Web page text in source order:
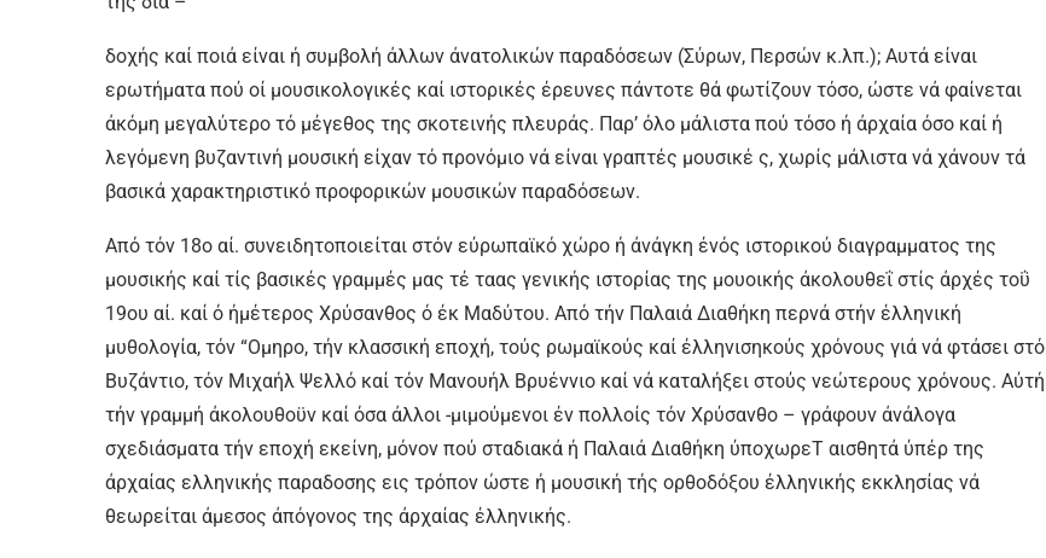
δοχής καί ποιά είναι ή συμβολή άλλων άνατολικών παραδόσεων (Σύρων, Περσών κ.λπ.); Αυτά είναι
ερωτήματα πού οί μουσικολογικές καί ιστορικές έρευνες πάντοτε θά φωτίζουν τόσο, ώστε νά φαίνεται
άκόμη μεγαλύτερο τό μέγεθος της σκοτεινής πλευράς. Παρ’ όλο μάλιστα πού τόσο ή άρχαία όσο καί ή
λεγόμενη βυζαντινή μουσική είχαν τό προνόμιο νά είναι γραπτές μουσικέ ς, χωρίς μάλιστα νά χάνουν τά
βασικά χαρακτηριστικό προφορικών μουσικών παραδόσεων.
Από τόν 18ο αί. συνειδητοποιείται στόν εύρωπαϊκό χώρο ή άνάγκη ένός ιστορικού διαγραμματος της
μουσικής καί τίς βασικές γραμμές μας τέ ταας γενικής ιστορίας της μουοικής άκολουθεΐ στίς άρχές τοΰ
19ου αί. καί ό ήμέτερος Χρύσανθος ό έκ Μαδύτου. Από τήν Παλαιά Διαθήκη περνά στήν έλληνική
μυθολογία, τόν “Ομηρο, τήν κλασσική εποχή, τούς ρωμαϊκούς καί έλληνισηκούς χρόνους γιά νά φτάσει στό
Βυζάντιο, τόν Μιχαήλ Ψελλό καί τόν Μανουήλ Βρυέννιο καί νά καταλήξει στούς νεώτερους χρόνους. Αύτή
τήν γραμμή άκολουθοϋν καί όσα άλλοι -μιμούμενοι έν πολλοίς τόν Χρύσανθο – γράφουν άνάλογα
σχεδιάσματα τήν εποχή εκείνη, μόνον πού σταδιακά ή Παλαιά Διαθήκη ύποχωρεΤ αισθητά ύπέρ της
άρχαίας ελληνικής παραδοσης εις τρόπον ώστε ή μουσική τής ορθοδόξου έλληνικής εκκλησίας νά
θεωρείται άμεσος άπόγονος της άρχαίας έλληνικής.